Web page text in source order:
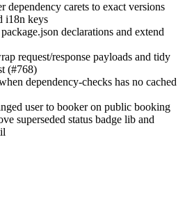
dependency carets to exact versions
i18n keys
declarations and extend
request/response payloads and tidy
(#768)
dependency-checks has no cached
user to booker on public booking
superseded status badge lib and